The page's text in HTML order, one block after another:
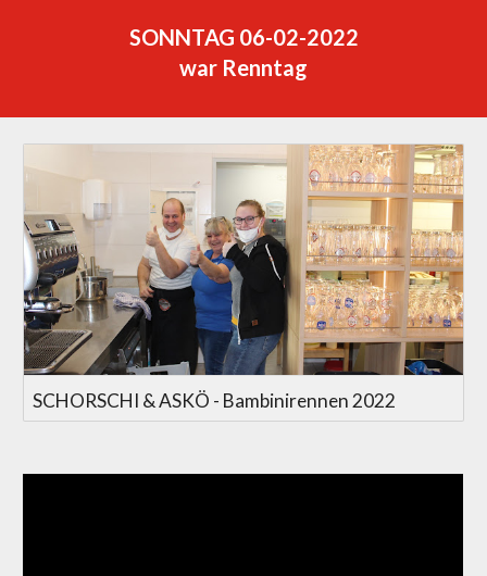
SONNTAG 06-02-2022
war Renntag
SCHORSCHI & ASKÖ - Bambinirennen 2022